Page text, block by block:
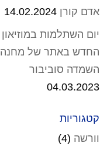
אדם קורן 14.02.2024
יום השתלמות במוזיאון
החדש באתר של מחנה
השמדה סוביבור
04.03.2023
קטגוריות
וורשה (4)